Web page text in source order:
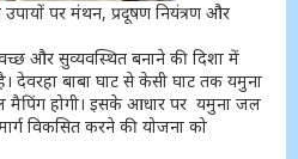
उपायों पर मंथन, प्रदूषण नियंत्रण और
और सुव्यवस्थित बनाने की दिशा में
देवरहा बाबा घाट से केसी घाट तक यमुना
मैपिंग होगी। इसके आधार पर यमुना जल
विकसित करने की योजना को